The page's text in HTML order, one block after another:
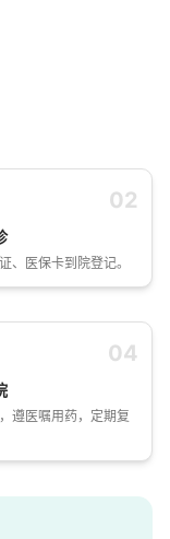
02
、医保卡到院登记。
04
遵医嘱用药，定期复